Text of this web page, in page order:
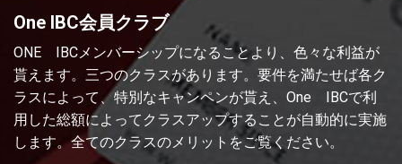
One IBC会員クラブ
ONE IBCメンバーシップになることより、色々な利益が
貰えます。三つのクラスがあります。要件を満たせば各ク
ラスによって、特別なキャンペンが貰え、One IBCで利
用した総額によってクラスアップすることが自動的に実施
します。全てのクラスのメリットをご覧ください。